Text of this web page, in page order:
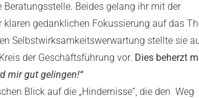
Beides gelang ihr mit der
gedanklichen Fokussierung auf das
Selbstwirksamkeitswerwartung stellte sie
der Geschäftsführung vor. Dies beherzt
mir gut gelingen!“
Blick auf die „Hindernisse“, die den Weg